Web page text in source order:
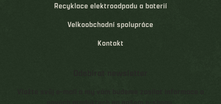
Recyklace elektroodpadu a baterií
Velkoobchodní spolupráce
Kontakt